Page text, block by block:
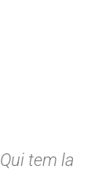
Qui tem la